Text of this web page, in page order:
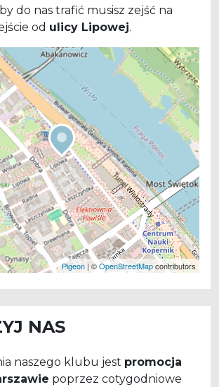
do nas trafić musisz zejść na
od ulicy Lipowej.
Pigeon | ©OpenStreetMapcontributors
NAS
naszego klubu jest promocja
poprzez cotygodniowe